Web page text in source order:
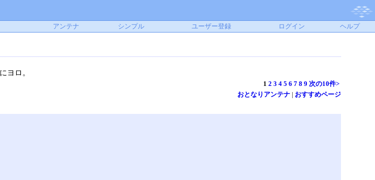
アンテナ シンプル ユーザー登録 ログイン ヘルプ
ヨロ。
1 2 3 4 5 6 7 8 9 次の10件>
おとなりアンテナ| おすすめページ